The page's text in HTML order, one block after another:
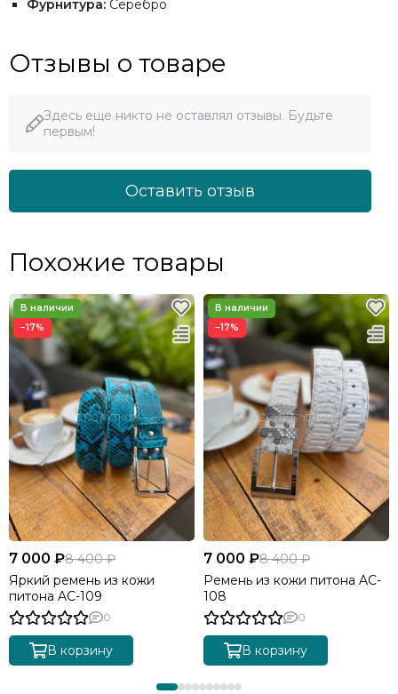
Фурнитура: Серебро
Отзывы о товаре
Здесь еще никто не оставлял отзывы. Будьте
первым!
Оставить отзыв
Похожие товары
−17%
7 000 ₽8 400 ₽
Яркий ремень из кожи
питона AC-109
0
В корзину
−17%
7 000 ₽8 400 ₽
Ремень из кожи питона AC-
108
0
В корзину